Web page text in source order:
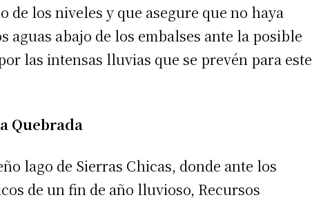
de los niveles y que asegure que no haya
aguas abajo de los embalses ante la posible
las intensas lluvias que se prevén para este
Quebrada
lago de Sierras Chicas, donde ante los
de un fin de año lluvioso, Recursos